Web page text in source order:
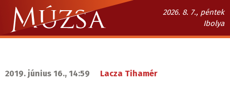
Ugrás
tartalomra
2026. 8. 7., péntek
Ibolya
Múzsa.sk
navigáció
2019. június 16., 14:59 Lacza Tihamér